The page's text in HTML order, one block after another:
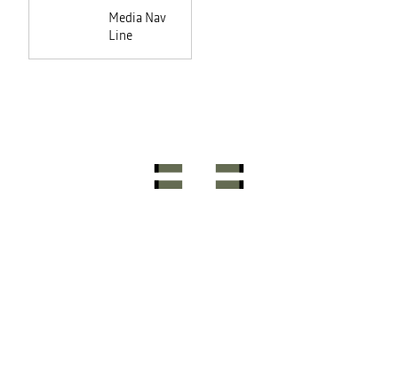
Media Nav
Line